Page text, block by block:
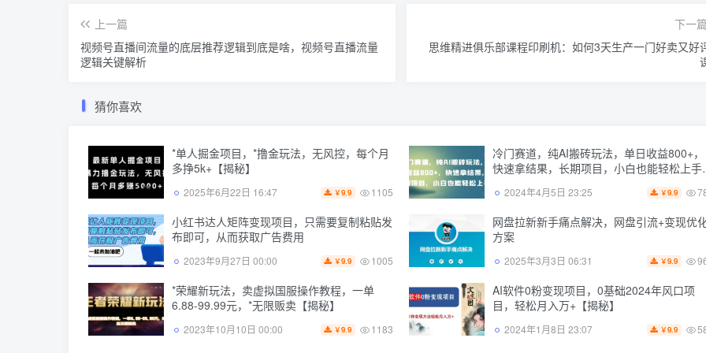
上一篇
视频号直播间流量的底层推荐逻辑到底是啥，视频号直播流量
逻辑关键解析
下一篇
思维精进俱乐部课程印刷机：如何3天生产一门好卖又好
猜你喜欢
*单人掘金项目，*撸金玩法，无风控，每个月
多挣5k+【揭秘】
2025年6月22日 16:47 ￥9.9 1105
冷门赛道，纯AI搬砖玩法，单日收益800+，
快速拿结果，长期项目，小白也能轻松上手
2024年4月5日 23:25 ￥9.9
小红书达人矩阵变现项目，只需要复制粘贴发
布即可，从而获取广告费用
2023年9月27日 00:00 ￥9.9 1005
网盘拉新新手痛点解决，网盘引流+变现优
方案
2025年3月3日 06:31 ￥9.9
*荣耀新玩法，卖虚拟国服操作教程，一单
6.88-99.99元，*无限贩卖【揭秘】
2023年10月10日 00:00 ￥9.9 1183
AI软件0粉变现项目，0基础2024年风口项
目，轻松月入万+【揭秘】
2024年1月8日 23:07 ￥9.9